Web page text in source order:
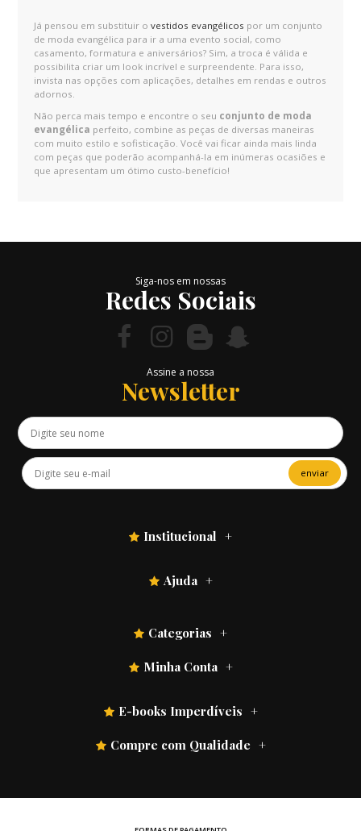
Já pensou em substituir ovestidos evangélicos por um conjunto
de moda evangélica para ir a uma evento social, como
casamento, formatura e aniversários? Sim, a troca é válida e
possibilita criar um look incrível e surpreendente. Para isso,
invista nas opções com aplicações, detalhes em rendas e outros
adornos.
Não perca mais tempo e encontre o seu conjunto de moda
evangélica perfeito, combine as peças de diversas maneiras
com muito estilo e sofisticação. Você vai ficar ainda mais linda
com peças que poderão acompanhá-la em inúmeras ocasiões e
que apresentam um ótimo custo-benefício!
Siga-nos em nossas
Redes Sociais
Assine a nossa
Newsletter
enviar
Institucional
Ajuda
Categorias
Minha Conta
E-books Imperdíveis
Compre com Qualidade